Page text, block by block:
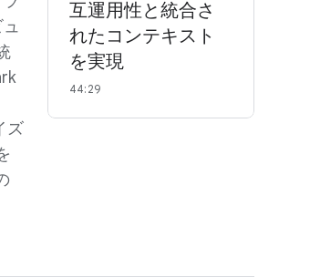
ズ
互運用性と統合さ
れたコンテキスト
を実現
44:29